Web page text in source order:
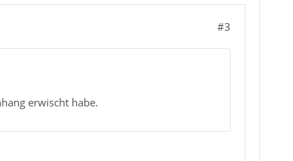
#3
erwischt habe.